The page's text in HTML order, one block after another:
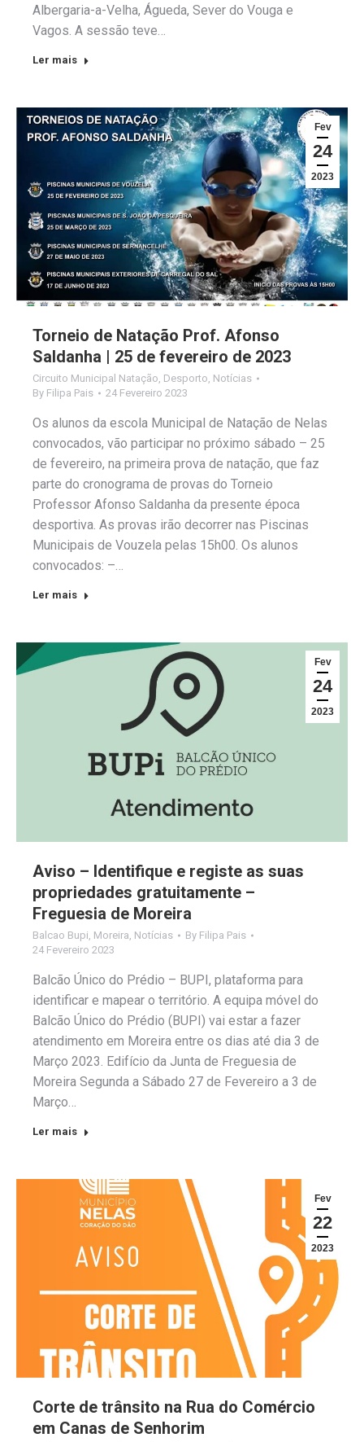
Albergaria-a-Velha, Águeda, Sever do Vouga e
Vagos. A sessão teve…
Ler mais
Fev
24
2023
Torneio de Natação Prof. Afonso
Saldanha | 25 de fevereiro de 2023
Circuito Municipal Natação, Desporto, Notícias
By Filipa Pais 24 Fevereiro 2023
Os alunos da escola Municipal de Natação de Nelas
convocados, vão participar no próximo sábado – 25
de fevereiro, na primeira prova de natação, que faz
parte do cronograma de provas do Torneio
Professor Afonso Saldanha da presente época
desportiva. As provas irão decorrer nas Piscinas
Municipais de Vouzela pelas 15h00. Os alunos
convocados: –…
Ler mais
Fev
24
2023
Aviso – Identifique e registe as suas
propriedades gratuitamente –
Freguesia de Moreira
Balcao Bupi Moreira Notícias By Filipa Pais
24 Fevereiro 2023
Balcão Único do Prédio – BUPI, plataforma para
identificar e mapear o território. A equipa móvel do
Balcão Único do Prédio (BUPI) vai estar a fazer
atendimento em Moreira entre os dias até dia 3 de
Março 2023. Edifício da Junta de Freguesia de
Moreira Segunda a Sábado 27 de Fevereiro a 3 de
Março…
Ler mais
Fev
22
2023
Corte de trânsito na Rua do Comércio
em Canas de Senhorim